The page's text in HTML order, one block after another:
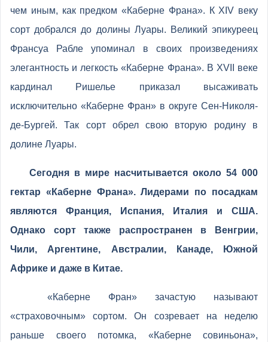
чем иным, как предком «Каберне Франа». К XIV веку
сорт добрался до долины Луары. Великий эпикуреец
Франсуа Рабле упоминал в своих произведениях
элегантность и легкость «Каберне Франа». В XVII веке
кардинал Ришелье приказал высаживать
исключительно «Каберне Фран» в округе Сен-Николя-
де-Бургей. Так сорт обрел свою вторую родину в
долине Луары.
Сегодня в мире насчитывается около 54 000
гектар «Каберне Франа». Лидерами по посадкам
являются Франция, Испания, Италия и США.
Однако сорт также распространен в Венгрии,
Чили, Аргентине, Австралии, Канаде, Южной
Африке и даже в Китае.
«Каберне Фран» зачастую называют
«страховочным» сортом. Он созревает на неделю
раньше своего потомка, «Каберне совиньона»,